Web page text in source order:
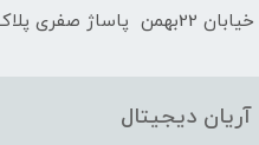
فروشگاه شاهرود: خیابان 22بهمن پاساژ صفری
آریان دیجیتال